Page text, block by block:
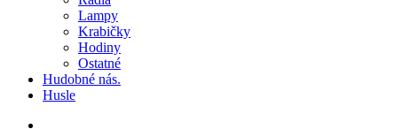
Lampy
Krabičky
Hodiny
Ostatné
Hudobné nás.
Husle